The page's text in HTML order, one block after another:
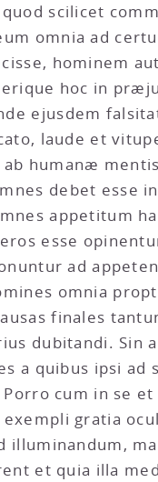
scilicet
omnia ad
hominem
hoc in
ejusdem
laude et
humanæ
debet esse
appetitum
esse
ad
omnia
finales
dubitandi. Sin
a quibus ipsi
cum in se
gratia
illuminandum,
et quia illa